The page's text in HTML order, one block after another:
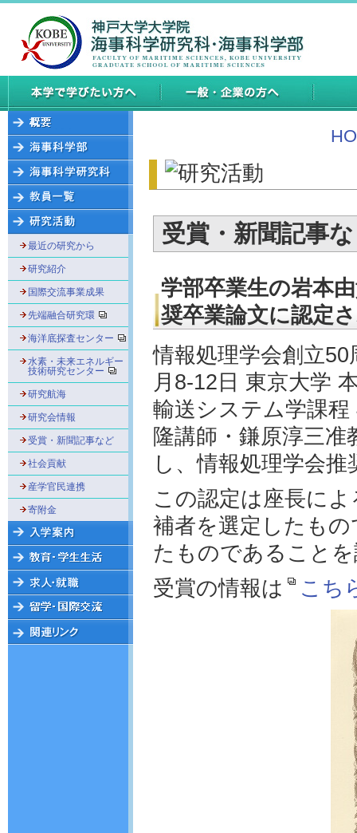
最近の研究から
研究紹介
国際交流事業成果
先端融合研究環
海洋底探査センター
水素・未来エネルギー
技術研究センター
研究航海
研究会情報
受賞・新聞記事など
社会貢献
産学官民連携
寄附金
受賞・新聞記事
学部卒業生の岩本
奨卒業論文に認定
情報処理学会創立
月8-12日 東京大学
輸送システム学課
隆講師・鎌原淳三
し、情報処理学会
この認定は座長に
補者を選定したも
たものであること
受賞の情報は
こち